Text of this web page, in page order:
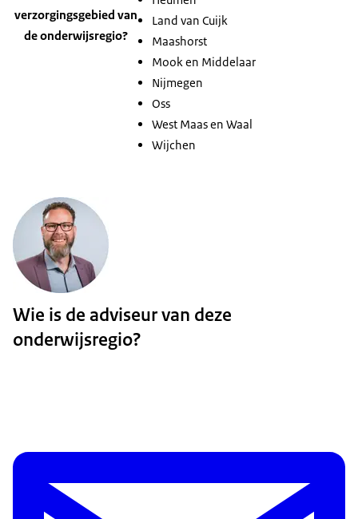
verzorgingsgebied van
de onderwijsregio?
Land van Cuijk
Maashorst
Mook en Middelaar
Nijmegen
Oss
West Maas en Waal
Wijchen
Wie is de adviseur van deze
onderwijsregio?